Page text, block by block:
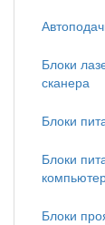
Блоки
сканера
Блоки
Блоки
Блоки